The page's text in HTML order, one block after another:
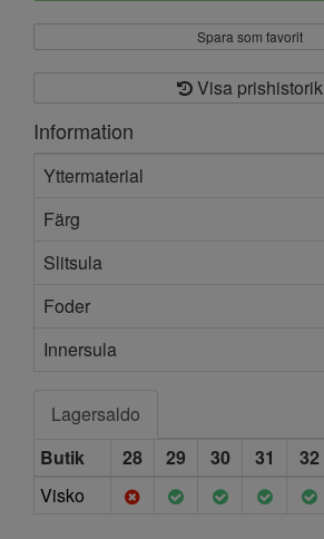
Spara som favorit
Visa prishistorik
Information
Yttermaterial
Färg
Slitsula
Foder
Innersula
Lagersaldo
Butik
28 29 30 31 32
Visko